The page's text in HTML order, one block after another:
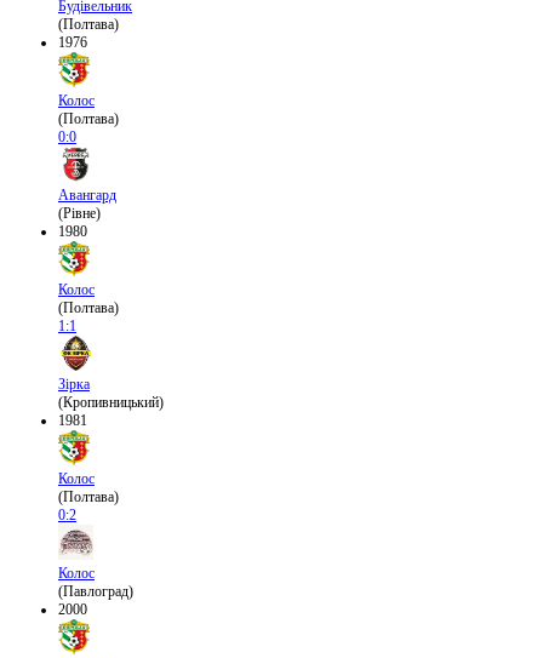
Будівельник
(Полтава)
1976
Колос
(Полтава)
0:0
Авангард
(Рівне)
1980
Колос
(Полтава)
1:1
Зірка
(Кропивницький)
1981
Колос
(Полтава)
0:2
Колос
(Павлоград)
2000